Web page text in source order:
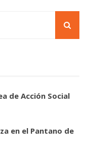
de Acción Social
en el Pantano de